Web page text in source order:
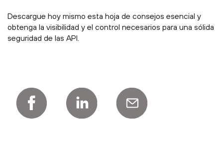
Descargue hoy mismo esta hoja de consejos esencial y
obtenga la visibilidad y el control necesarios para una sólida
seguridad de las API.